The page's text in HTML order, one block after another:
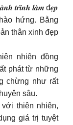
𝒕𝒓𝒊̀𝒏𝒉 𝒍𝒂̀𝒎 đ𝒆̣𝒑
hứng. Bằng
thân xinh đẹp
nhiên đồng
phát từ những
chừng như rất
sâu.
thiên nhiên,
giá trị tuyệt